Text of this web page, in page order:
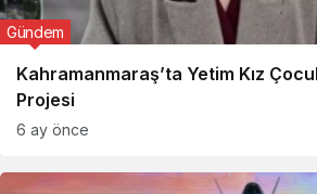
Kahramanmaraş’ta Yetim Kız
Projesi
Gündem
6 ay önce